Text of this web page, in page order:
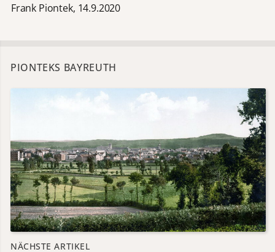
Frank Piontek, 14.9.2020
PIONTEKS BAYREUTH
NÄCHSTE ARTIKEL